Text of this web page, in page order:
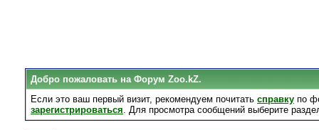
Добро пожаловать на Форум Zoo.kZ.
Если это ваш первый визит, рекомендуем почитать справку по
зарегистрироваться. Для просмотра сообщений выберите